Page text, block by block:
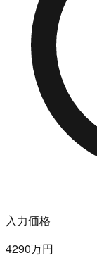
入力価格
4290万円